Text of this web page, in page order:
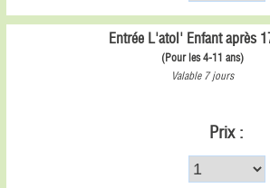
Entrée L'atol' Enfant après
(Pour les 4-11 ans)
Valable 7 jours
Prix :